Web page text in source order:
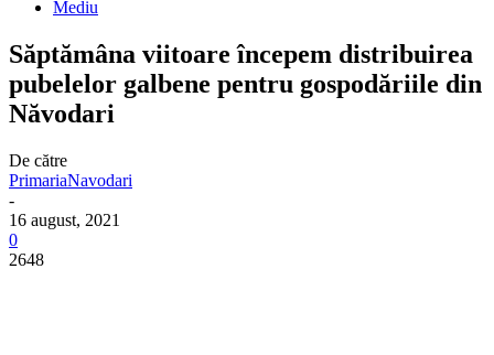
Mediu
Săptămâna viitoare începem distribuirea
pubelelor galbene pentru gospodăriile din
Năvodari
De către
PrimariaNavodari
-
16 august, 2021
0
2648